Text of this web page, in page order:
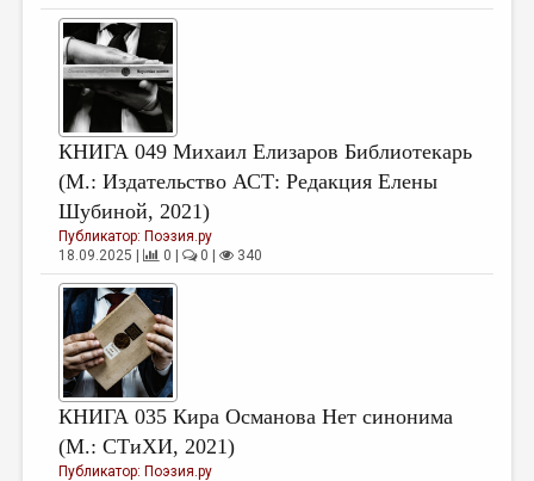
КНИГА 049 Михаил Елизаров Библиотекарь
(М.: Издательство АСТ: Редакция Елены
Шубиной, 2021)
Публикатор: Поэзия.ру
18.09.2025 |
0 | 0 | 340
КНИГА 035 Кира Османова Нет синонима
(М.: СТиХИ, 2021)
Публикатор: Поэзия.ру